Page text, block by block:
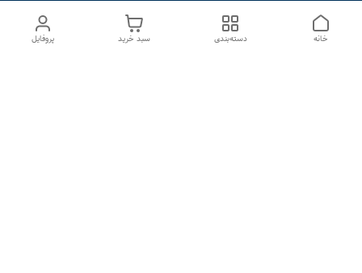
پروفایل سبد خرید دسته‌بندی خانه